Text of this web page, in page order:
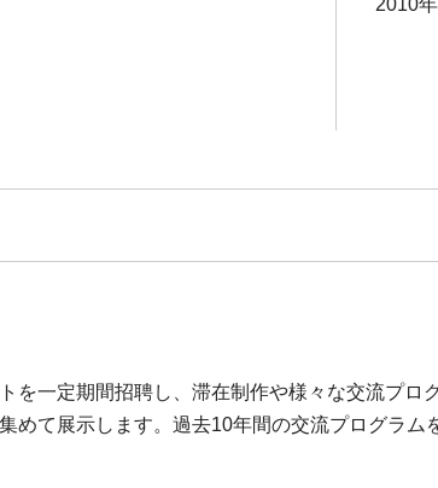
2010
を一定期間招聘し、滞在制作や様々な交流プ
めて展示します。過去10年間の交流プログラ